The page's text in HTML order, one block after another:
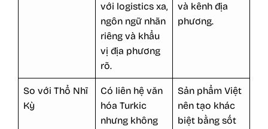
với logistics xa,
ngôn ngữ nhãn
riêng và khẩu
vị địa phương
rõ.
và kênh địa
phương.
So với Thổ Nhĩ
Kỳ
Có liên hệ văn
hóa Turkic
nhưng không
Sản phẩm Việt
nên tạo khác
biệt bằng sốt